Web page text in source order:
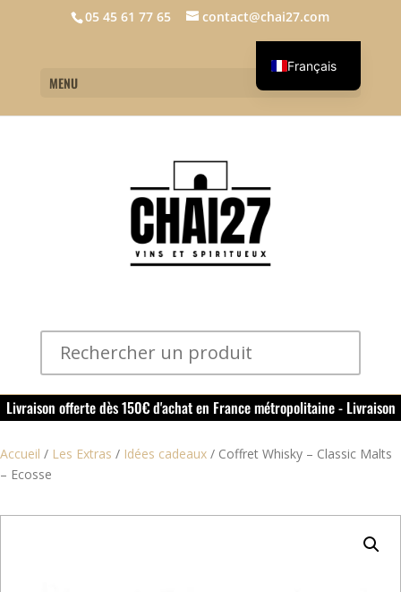
05 45 61 77 65 contact@chai27.com
MENU
Livraison offerte dès 150€ d'achat en France métropolitaine - Livraison
offerte dans le rouillacais (16) dès 50€ d'achat
Accueil / Les Extras / Idées cadeaux / Coffret Whisky – Classic Malts
– Ecosse
Français
English